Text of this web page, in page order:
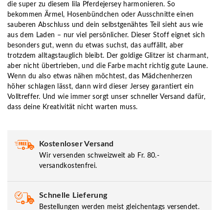
die super zu diesem lila Pferdejersey harmonieren. So
bekommen Ärmel, Hosenbündchen oder Ausschnitte einen
sauberen Abschluss und dein selbstgenähtes Teil sieht aus wie
aus dem Laden – nur viel persönlicher. Dieser Stoff eignet sich
besonders gut, wenn du etwas suchst, das auffällt, aber
trotzdem alltagstauglich bleibt. Der goldige Glitzer ist charmant,
aber nicht übertrieben, und die Farbe macht richtig gute Laune.
Wenn du also etwas nähen möchtest, das Mädchenherzen
höher schlagen lässt, dann wird dieser Jersey garantiert ein
Volltreffer. Und wie immer sorgt unser schneller Versand dafür,
dass deine Kreativität nicht warten muss.
Kostenloser Versand
Wir versenden schweizweit ab Fr. 80.-
versandkostenfrei.
Schnelle Lieferung
Bestellungen werden meist gleichentags versendet.